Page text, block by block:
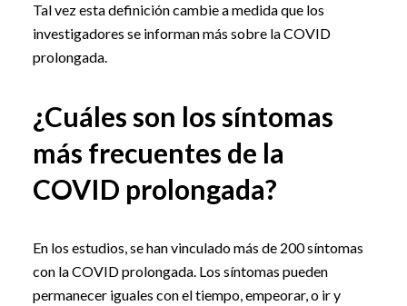
Tal vez esta definición cambie a medida que los
investigadores se informan más sobre la COVID
prolongada.
¿Cuáles son los síntomas
más frecuentes de la
COVID prolongada?
En los estudios, se han vinculado más de 200 síntomas
con la COVID prolongada. Los síntomas pueden
permanecer iguales con el tiempo, empeorar, o ir y